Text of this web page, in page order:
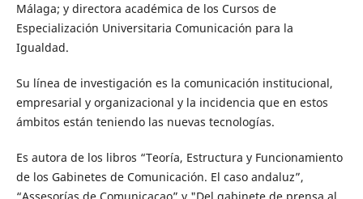
Málaga; y directora académica de los Cursos de
Especialización Universitaria Comunicación para la
Igualdad.
Su línea de investigación es la comunicación institucional,
empresarial y organizacional y la incidencia que en estos
ámbitos están teniendo las nuevas tecnologías.
Es autora de los libros “Teoría, Estructura y Funcionamiento
de los Gabinetes de Comunicación. El caso andaluz”,